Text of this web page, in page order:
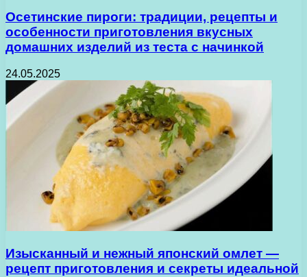
Осетинские пироги: традиции, рецепты и
особенности приготовления вкусных
домашних изделий из теста с начинкой
24.05.2025
Изысканный и нежный японский омлет —
рецепт приготовления и секреты идеальной